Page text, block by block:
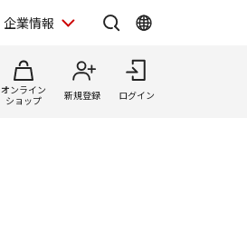
企業情報
オンライン
ショップ
新規登録 ログイン